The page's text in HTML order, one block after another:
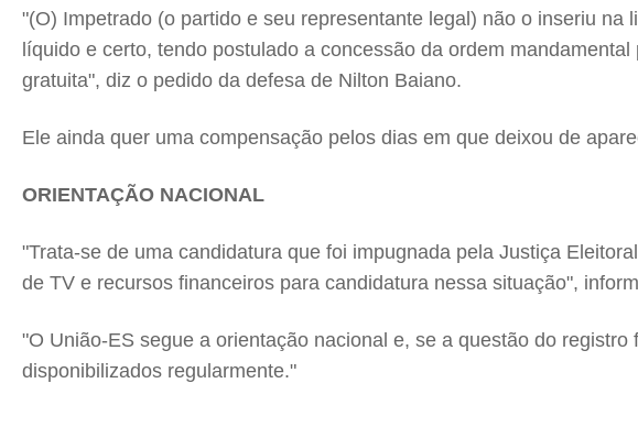
"(O) Impetrado (o partido e seu representante legal) não o inseriu
líquido e certo, tendo postulado a concessão da ordem
gratuita", diz o pedido da defesa de Nilton Baiano.
Ele ainda quer uma compensação pelos dias em que deixou de
ORIENTAÇÃO NACIONAL
"Trata-se de uma candidatura que foi impugnada pela Justiça
de TV e recursos financeiros para candidatura nessa situação",
"O União-ES segue a orientação nacional e, se a questão do
disponibilizados regularmente."